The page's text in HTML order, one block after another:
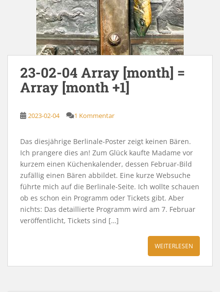
23-02-04 Array [month] =
Array [month +1]
2023-02-04 1 Kommentar
Das diesjährige Berlinale-Poster zeigt keinen Bären.
Ich prangere dies an! Zum Glück kaufte Madame vor
kurzem einen Küchenkalender, dessen Februar-Bild
zufällig einen Bären abbildet. Eine kurze Websuche
führte mich auf die Berlinale-Seite. Ich wollte schauen
ob es schon ein Programm oder Tickets gibt. Aber
nichts: Das detaillierte Programm wird am 7. Februar
veröffentlicht, Tickets sind […]
WEITERLESEN